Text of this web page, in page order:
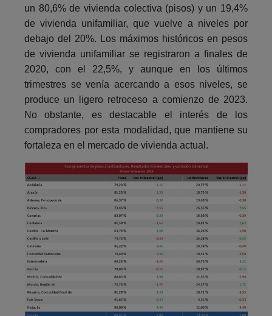
un 80,6% de vivienda colectiva (pisos) y un 19,4%
de vivienda unifamiliar, que vuelve a niveles por
debajo del 20%. Los máximos históricos en pesos
de vivienda unifamiliar se registraron a finales de
2020, con el 22,5%, y aunque en los últimos
trimestres se venía acercando a esos niveles, se
produce un ligero retroceso a comienzo de 2023.
No obstante, es destacable el interés de los
compradores por esta modalidad, que mantiene su
fortaleza en el mercado de vivienda actual.